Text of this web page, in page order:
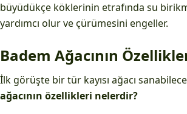
büyüdükçe köklerinin etrafında su
yardımcı olur ve çürümesini engeller.
Badem Ağacının
İlk görüşte bir tür kayısı ağacı
ağacının özellikleri nelerdir?